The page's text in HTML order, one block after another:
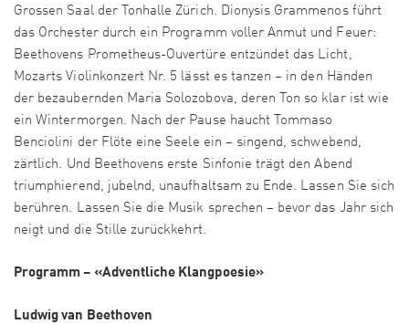
Grossen Saal der Tonhalle Zürich. Dionysis Grammenos führt
das Orchester durch ein Programm voller Anmut und Feuer:
Beethovens Prometheus-Ouvertüre entzündet das Licht,
Mozarts Violinkonzert Nr. 5 lässt es tanzen – in den Händen
der bezaubernden Maria Solozobova, deren Ton so klar ist wie
ein Wintermorgen. Nach der Pause haucht Tommaso
Benciolini der Flöte eine Seele ein – singend, schwebend,
zärtlich. Und Beethovens erste Sinfonie trägt den Abend
triumphierend, jubelnd, unaufhaltsam zu Ende. Lassen Sie sich
berühren. Lassen Sie die Musik sprechen – bevor das Jahr sich
neigt und die Stille zurückkehrt.
Programm – «Adventliche Klangpoesie»
Ludwig van Beethoven